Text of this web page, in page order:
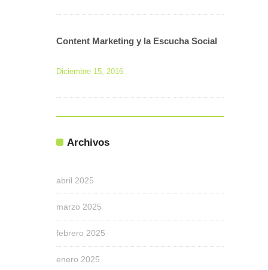
Content Marketing y la Escucha Social
Diciembre 15, 2016
Archivos
abril 2025
marzo 2025
febrero 2025
enero 2025